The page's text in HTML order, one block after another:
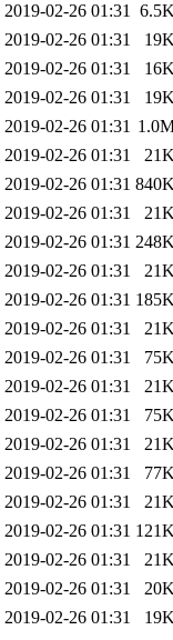
2019-02-26 01:31
2019-02-26 01:31
2019-02-26 01:31
2019-02-26 01:31
2019-02-26 01:31
2019-02-26 01:31
2019-02-26 01:31
2019-02-26 01:31
2019-02-26 01:31
2019-02-26 01:31
2019-02-26 01:31
2019-02-26 01:31
2019-02-26 01:31
2019-02-26 01:31
2019-02-26 01:31
2019-02-26 01:31
2019-02-26 01:31
2019-02-26 01:31
2019-02-26 01:31
2019-02-26 01:31
2019-02-26 01:31
2019-02-26 01:31